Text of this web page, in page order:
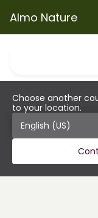
Almo Nature
Choose another
to your location.